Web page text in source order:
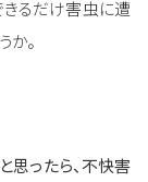
るだけ害虫に遭
か。
思ったら、不快害